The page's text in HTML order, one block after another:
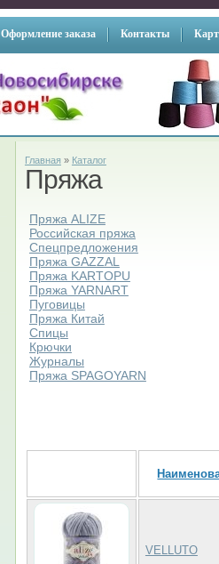
Оформление заказа Контакты
Главная » Каталог
Пряжа
Пряжа ALIZE
Российская пряжа
Спецпредложения
Пряжа GAZZAL
Пряжа KARTOPU
Пряжа YARNART
Пуговицы
Пряжа Китай
Спицы
Крючки
Журналы
Пряжа SPAGOYARN
VELLUTO